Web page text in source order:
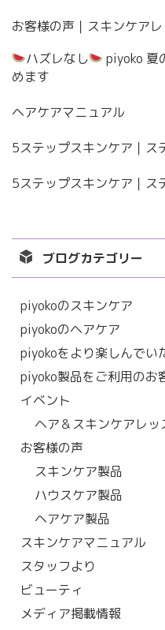
お客様の声｜スキンケア
ハズレなし
piyoko 夏
めます
ヘアケアマニュアル
5ステップスキンケア｜
5ステップスキンケア｜
ブログカテゴリー
piyokoのスキンケア
piyokoのヘアケア
piyokoをより楽しんでい
piyoko製品をご利用のお
イベント
ヘア＆スキンケアレッ
お客様の声
スキンケア製品
ハウスケア製品
ヘアケア製品
スキンケアマニュアル
スタッフより
ビューティ
メディア掲載情報